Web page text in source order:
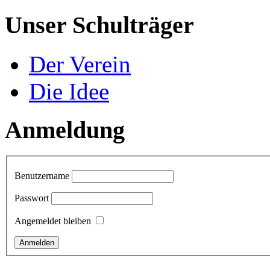
Unser Schulträger
Der Verein
Die Idee
Anmeldung
Benutzername
Passwort
Angemeldet bleiben